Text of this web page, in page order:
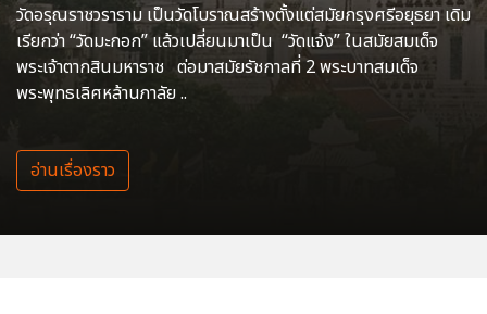
วัดอรุณราชวราราม เป็นวัดโบราณสร้างตั้งแต่สมัยกรุงศรีอยุธยา เดิม
เรียกว่า “วัดมะกอก” แล้วเปลี่ยนมาเป็น “วัดแจ้ง” ในสมัยสมเด็จ
พระเจ้าตากสินมหาราช ต่อมาสมัยรัชกาลที่ 2 พระบาทสมเด็จ
พระพุทธเลิศหล้านภาลัย ..
อ่านเรื่องราว